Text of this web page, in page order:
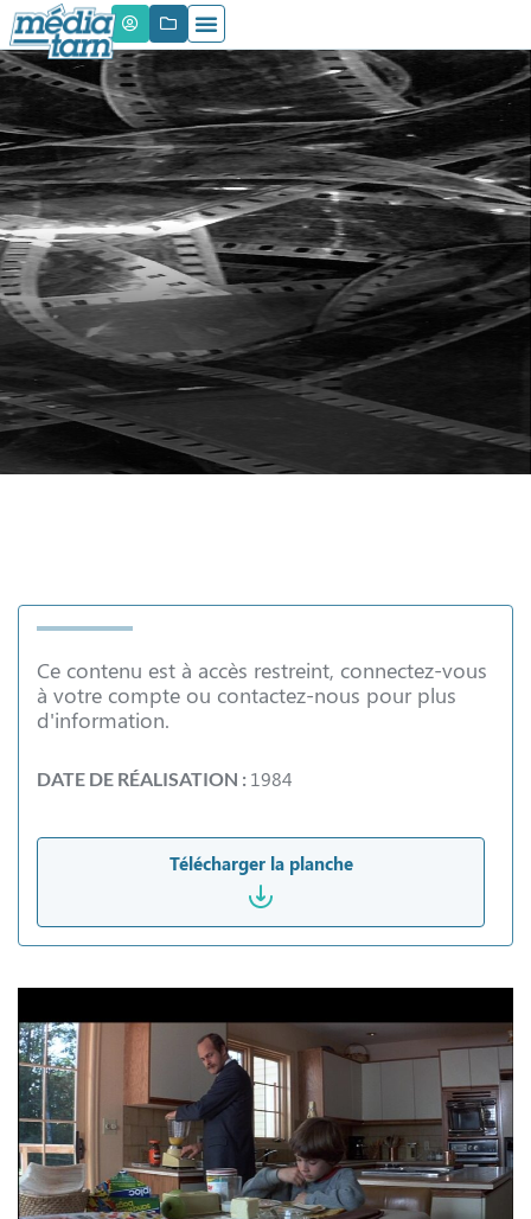
Ce contenu est à accès restreint, connectez-vous
à votre compte ou contactez-nous pour plus
d'information.
DATE DE RÉALISATION : 1984
Télécharger la planche